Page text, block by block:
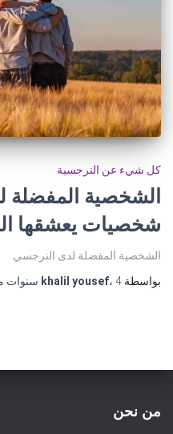
كل شيء عن النرجسية
شخصيات يعشقها
الشخصية المفضلة لدى النرجسي
بواسطة
khalil yousef، 4 سنوات
من نحن